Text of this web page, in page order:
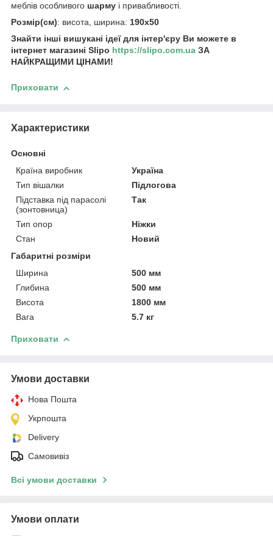
меблів особливого шарму і привабливості.
Розмір(см): висота, ширина: 190х50
Знайти інші вишукані ідеї для інтер'єру Ви можете в
інтернет магазині Slipo https://slipo.com.ua ЗА
НАЙКРАЩИМИ ЦІНАМИ!
Приховати
Характеристики
Основні
Країна виробник
Україна
Тип вішалки
Підлогова
Підставка під парасолі
(зонтовница)
Так
Тип опор
Ніжки
Стан
Новий
Габаритні розміри
Ширина
500 мм
Глибина
500 мм
Висота
1800 мм
Вага
5.7 кг
Приховати
Умови доставки
Нова Пошта
Укрпошта
Delivery
Самовивіз
Всі умови доставки
Умови оплати